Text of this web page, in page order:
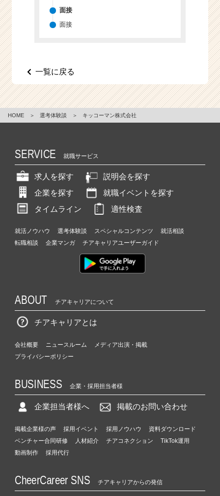
r
面接
面接
一覧に戻る
HOME ＞ 選考体験談 ＞ キッコーマン株式会社
SERVICE 就職サービス
求人を探す
説明会を探す
企業を探す
就職イベントを探す
タイムライン
適性検査
就活ノウハウ 選考体験談 スペシャルコンテンツ
就活相談
転職相談
企業マンガ チアキャリアユーザーガイド
ABOUT チアキャリアについて
チアキャリアとは
会社概要 ニュースルーム
メディア出演・掲載
プライバシーポリシー
BUSINESS 企業・採用担当者様
企業担当者様へ 掲載のお問い合わせ
掲載企業様の声 採用イベント 採用ノウハウ
資料ダウンロード
ベンチャー合同研修
人材紹介 チアコネクション
TikTok運用
動画制作
採用代行
CheerCareer SNS チアキャリアからの発信